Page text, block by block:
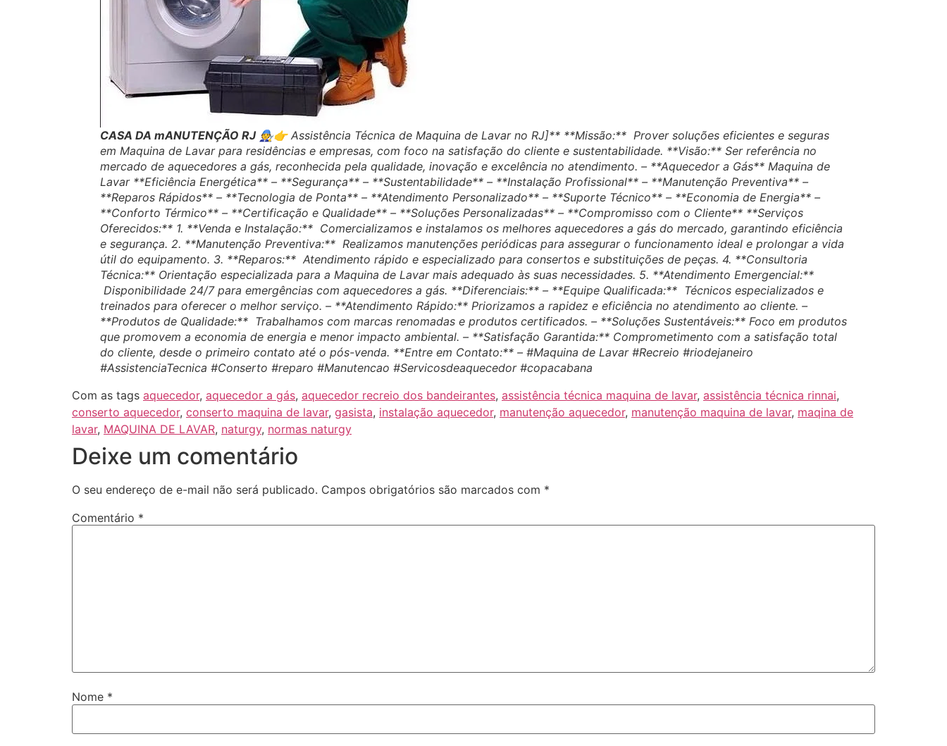
CASA DA mANUTENÇÃO RJ🧑‍🔧👉 Assistência Técnica de Maquina de Lavar no RJ]** **Missão:** Prover soluções eficientes e seguras
em Maquina de Lavar para residências e empresas, com foco na satisfação do cliente e sustentabilidade. **Visão:** Ser referência no
mercado de aquecedores a gás, reconhecida pela qualidade, inovação e excelência no atendimento. – **Aquecedor a Gás** Maquina de
Lavar **Eficiência Energética** – **Segurança** – **Sustentabilidade** – **Instalação Profissional** – **Manutenção Preventiva** –
**Reparos Rápidos** – **Tecnologia de Ponta** – **Atendimento Personalizado** – **Suporte Técnico** – **Economia de Energia** –
**Conforto Térmico** – **Certificação e Qualidade** – **Soluções Personalizadas** – **Compromisso com o Cliente** **Serviços
Oferecidos:** 1. **Venda e Instalação:** Comercializamos e instalamos os melhores aquecedores a gás do mercado, garantindo eficiência
e segurança. 2. **Manutenção Preventiva:** Realizamos manutenções periódicas para assegurar o funcionamento ideal e prolongar a vida
útil do equipamento. 3. **Reparos:** Atendimento rápido e especializado para consertos e substituições de peças. 4. **Consultoria
Técnica:** Orientação especializada para a Maquina de Lavar mais adequado às suas necessidades. 5. **Atendimento Emergencial:**
Disponibilidade 24/7 para emergências com aquecedores a gás. **Diferenciais:** – **Equipe Qualificada:** Técnicos especializados e
treinados para oferecer o melhor serviço. – **Atendimento Rápido:** Priorizamos a rapidez e eficiência no atendimento ao cliente. –
**Produtos de Qualidade:** Trabalhamos com marcas renomadas e produtos certificados. – **Soluções Sustentáveis:** Foco em produtos
que promovem a economia de energia e menor impacto ambiental. – **Satisfação Garantida:** Comprometimento com a satisfação total
do cliente, desde o primeiro contato até o pós-venda. **Entre em Contato:** – #Maquina de Lavar #Recreio #riodejaneiro
#AssistenciaTecnica #Conserto #reparo #Manutencao #Servicosdeaquecedor #copacabana
Com as tags aquecedor, aquecedor a gás, aquecedor recreio dos bandeirantes, assistência técnica maquina de lavar, assistência técnica rinnai,
conserto aquecedor, conserto maquina de lavar, gasista, instalação aquecedor, manutenção aquecedor, manutenção maquina de lavar, maqina de
lavar, MAQUINA DE LAVAR, naturgy, normas naturgy
Deixe um comentário
O seu endereço de e-mail não será publicado. Campos obrigatórios são marcados com *
Comentário *
Nome *